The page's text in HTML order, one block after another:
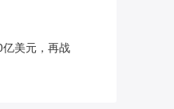
美元，再战